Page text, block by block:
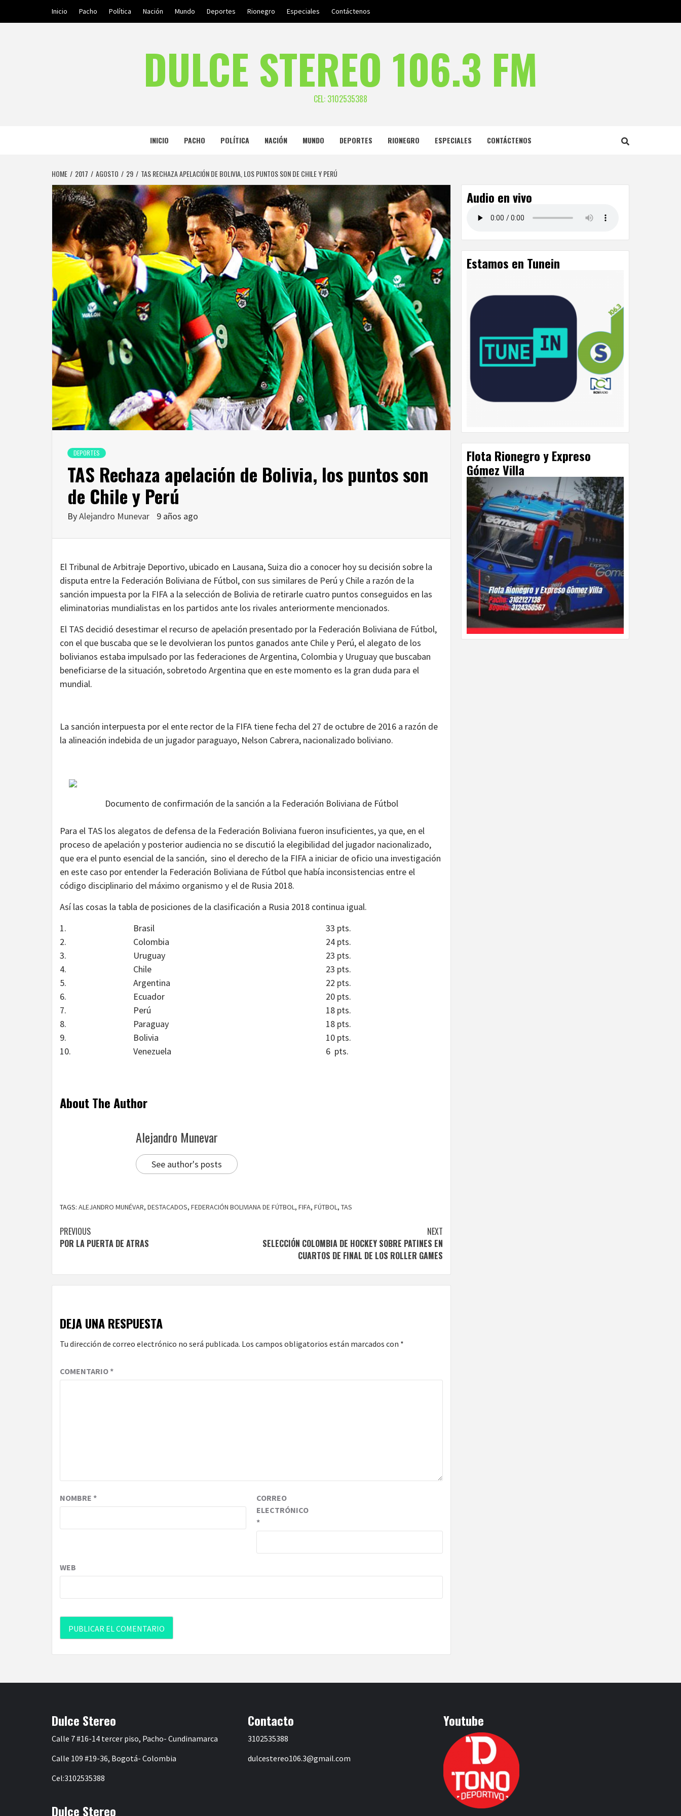
Inicio Pacho Política Nación Mundo Deportes Rionegro Especiales Contáctenos
DULCE STEREO 106.3 FM
CEL: 3102535388
INICIO PACHO POLÍTICA NACIÓN MUNDO DEPORTES RIONEGRO ESPECIALES CONTÁCTENOS
HOME 2017 AGOSTO 29 TAS RECHAZA APELACIÓN DE BOLIVIA, LOS PUNTOS SON DE CHILE Y PERÚ
DEPORTES
TAS Rechaza apelación de Bolivia, los puntos son
de Chile y Perú
ByAlejandro Munevar 9 años ago
El Tribunal de Arbitraje Deportivo, ubicado en Lausana, Suiza dio a conocer hoy su decisión sobre la
disputa entre la Federación Boliviana de Fútbol, con sus similares de Perú y Chile a razón de la
sanción impuesta por la FIFA a la selección de Bolivia de retirarle cuatro puntos conseguidos en las
eliminatorias mundialistas en los partidos ante los rivales anteriormente mencionados.
El TAS decidió desestimar el recurso de apelación presentado por la Federación Boliviana de Fútbol,
con el que buscaba que se le devolvieran los puntos ganados ante Chile y Perú, el alegato de los
bolivianos estaba impulsado por las federaciones de Argentina, Colombia y Uruguay que buscaban
beneficiarse de la situación, sobretodo Argentina que en este momento es la gran duda para el
mundial.
La sanción interpuesta por el ente rector de la FIFA tiene fecha del 27 de octubre de 2016 a razón de
la alineación indebida de un jugador paraguayo, Nelson Cabrera, nacionalizado boliviano.
Documento de confirmación de la sanción a la Federación Boliviana de Fútbol
Para el TAS los alegatos de defensa de la Federación Boliviana fueron insuficientes, ya que, en el
proceso de apelación y posterior audiencia no se discutió la elegibilidad del jugador nacionalizado,
que era el punto esencial de la sanción, sino el derecho de la FIFA a iniciar de oficio una investigación
en este caso por entender la Federación Boliviana de Fútbol que había inconsistencias entre el
código disciplinario del máximo organismo y el de Rusia 2018.
Así las cosas la tabla de posiciones de la clasificación a Rusia 2018 continua igual.
1.
Brasil
33 pts.
2.
Colombia
24 pts.
3.
Uruguay
23 pts.
4.
Chile
23 pts.
5.
Argentina
22 pts.
6.
Ecuador
20 pts.
7.
Perú
18 pts.
8.
Paraguay
18 pts.
9.
Bolivia
10 pts.
10.
Venezuela 6 pts.
About The Author
Alejandro Munevar
See author's posts
TAGS: ALEJANDRO MUNÉVAR, DESTACADOS, FEDERACIÓN BOLIVIANA DE FÚTBOL, FIFA, FÚTBOL, TAS
Continue
Reading
PREVIOUS
POR LA PUERTA DE ATRAS
NEXT
SELECCIÓN COLOMBIA DE HOCKEY SOBRE PATINES EN
CUARTOS DE FINAL DE LOS ROLLER GAMES
DEJA UNA RESPUESTA
Tu dirección de correo electrónico no será publicada. Los campos obligatorios están marcados con *
COMENTARIO*
NOMBRE *
CORREO
ELECTRÓNICO
*
WEB
Audio en vivo
Estamos en Tunein
Flota Rionegro y Expreso
Gómez Villa
Dulce Stereo
Calle 7 #16-14 tercer piso, Pacho- Cundinamarca
Calle 109 #19-36, Bogotá- Colombia
Cel:3102535388
Dulce Stereo
Contacto
3102535388
dulcestereo106.3@gmail.com
Youtube